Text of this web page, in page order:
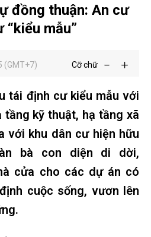
đồng thuận: An cư
mẫu”
(GMT+7) Cỡ chữ
tái định cư kiểu mẫu với
tầng kỹ thuật, hạ tầng xã
với khu dân cư hiện hữu
bà con diện di dời,
cửa cho các dự án có
cuộc sống, vươn lên